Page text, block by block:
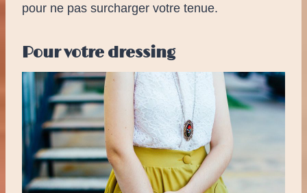
pour ne pas surcharger votre tenue.
Pour votre dressing